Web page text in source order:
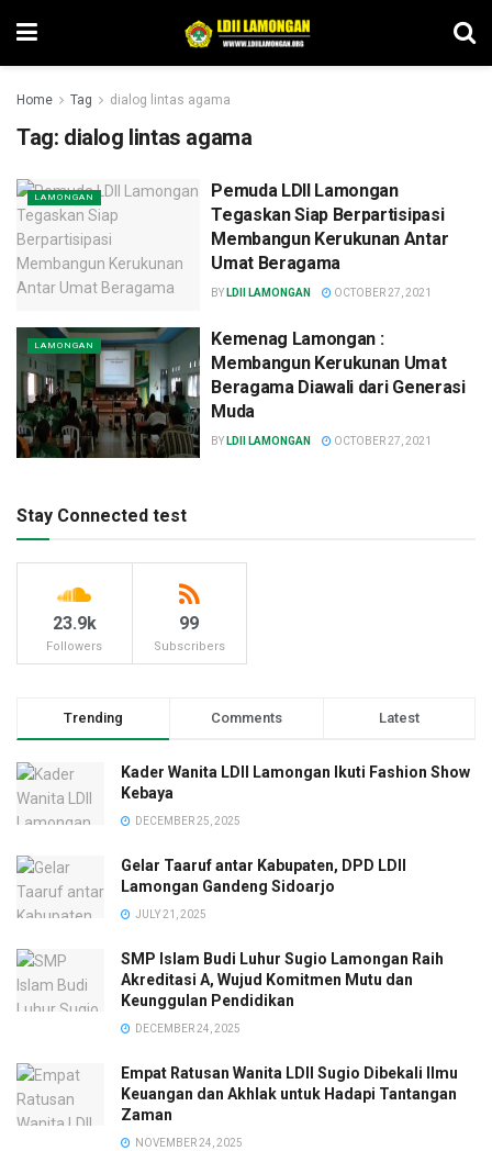
Home Tag dialog lintas agama
Tag: dialog lintas agama
LAMONGAN
Pemuda LDII Lamongan
Tegaskan Siap Berpartisipasi
Membangun Kerukunan Antar
Umat Beragama
BY LDII LAMONGAN OCTOBER 27, 2021
LAMONGAN
Kemenag Lamongan :
Membangun Kerukunan Umat
Beragama Diawali dari Generasi
Muda
BY LDII LAMONGAN OCTOBER 27, 2021
Stay Connected test
23.9k
Followers
99
Subscribers
Trending Comments Latest
Kader Wanita LDII Lamongan Ikuti Fashion Show
Kebaya
DECEMBER 25, 2025
Gelar Taaruf antar Kabupaten, DPD LDII
Lamongan Gandeng Sidoarjo
JULY 21, 2025
SMP Islam Budi Luhur Sugio Lamongan Raih
Akreditasi A, Wujud Komitmen Mutu dan
Keunggulan Pendidikan
DECEMBER 24, 2025
Empat Ratusan Wanita LDII Sugio Dibekali Ilmu
Keuangan dan Akhlak untuk Hadapi Tantangan
Zaman
NOVEMBER 24, 2025